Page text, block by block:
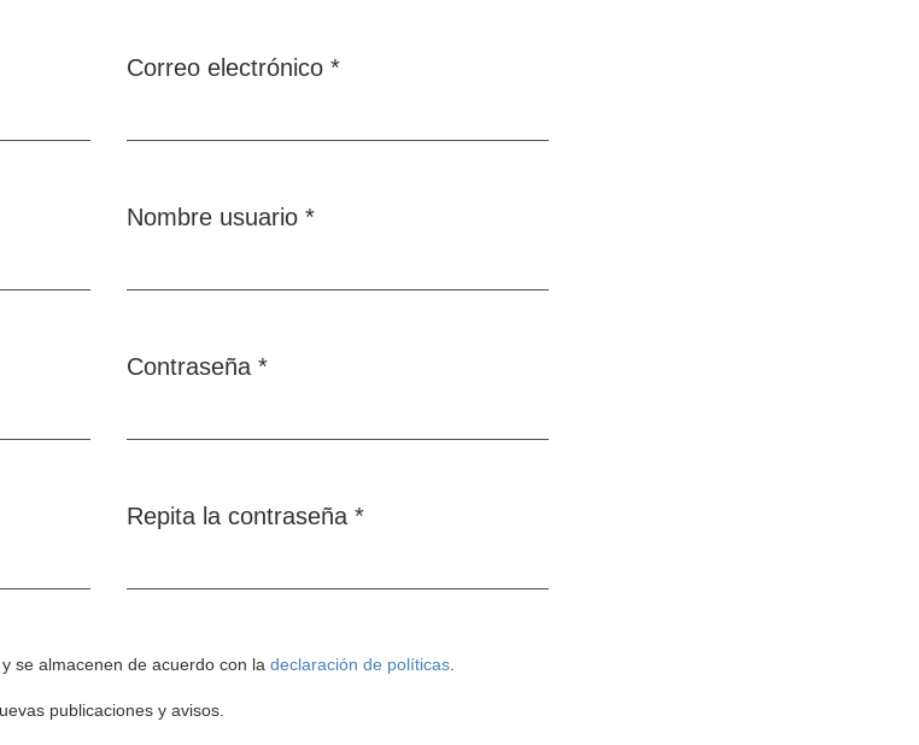
Correo electrónico *
Nombre usuario *
Contraseña *
Repita la contraseña *
se almacenen de acuerdo con la declaración de políticas.
publicaciones y avisos.